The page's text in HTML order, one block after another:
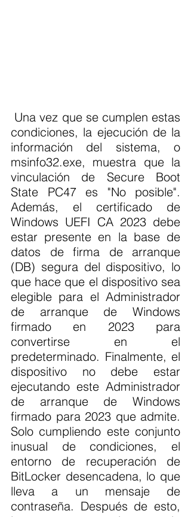
condiciones, la ejecución de la
información del sistema, o
msinfo32.exe, muestra que la
vinculación de Secure Boot
State PC47 es "No posible".
Además, el certificado de
Windows UEFI CA 2023 debe
estar presente en la base de
datos de firma de arranque
(DB) segura del dispositivo, lo
que hace que el dispositivo sea
elegible para el Administrador
de arranque de Windows
firmado en 2023 para
convertirse en el
predeterminado. Finalmente, el
dispositivo no debe estar
ejecutando este Administrador
de arranque de Windows
firmado para 2023 que admite.
Solo cumpliendo este conjunto
inusual de condiciones, el
entorno de recuperación de
BitLocker desencadena, lo que
lleva a un mensaje de
contraseña. Después de esto,